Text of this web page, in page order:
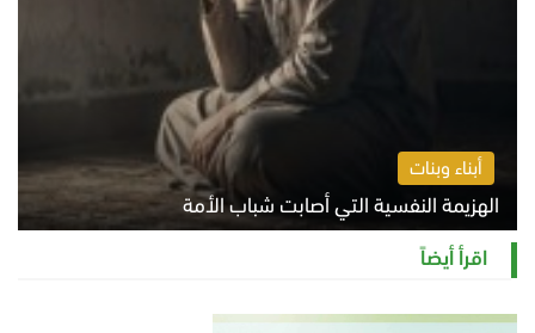
أبناء وبنات
الهزيمة النفسية التي أصابت شباب الأمة
الخميس 6 أغسطس 2026 11:12 ص
اقرأ أيضاً